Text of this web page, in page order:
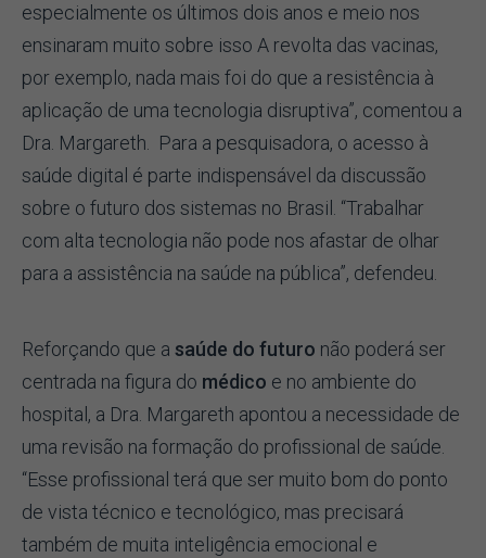
especialmente os últimos dois anos e meio nos
ensinaram muito sobre isso A revolta das vacinas,
por exemplo, nada mais foi do que a resistência à
aplicação de uma tecnologia disruptiva”, comentou a
Dra. Margareth. Para a pesquisadora, o acesso à
saúde digital é parte indispensável da discussão
sobre o futuro dos sistemas no Brasil. “Trabalhar
com alta tecnologia não pode nos afastar de olhar
para a assistência na saúde na pública”, defendeu.
Reforçando que a saúde do futuro não poderá ser
centrada na figura do médico e no ambiente do
hospital, a Dra. Margareth apontou a necessidade de
uma revisão na formação do profissional de saúde.
“Esse profissional terá que ser muito bom do ponto
de vista técnico e tecnológico, mas precisará
também de muita inteligência emocional e